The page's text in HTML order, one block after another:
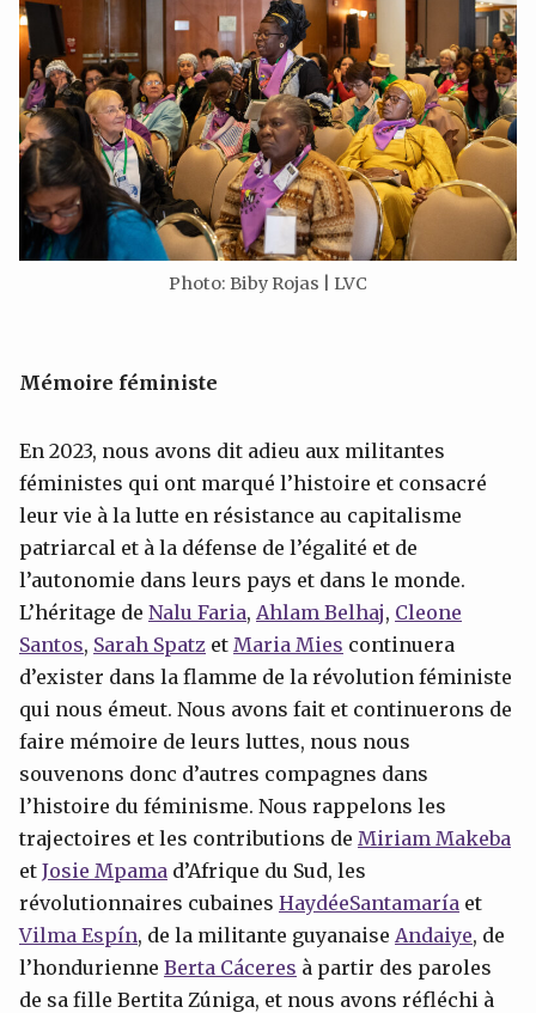
Photo: Biby Rojas | LVC
Mémoire féministe
En 2023, nous avons dit adieu aux militantes
féministes qui ont marqué l’histoire et consacré
leur vie à la lutte en résistance au capitalisme
patriarcal et à la défense de l’égalité et de
l’autonomie dans leurs pays et dans le monde.
L’héritage de Nalu Faria, Ahlam Belhaj, Cleone
Santos, Sarah Spatz et Maria Mies continuera
d’exister dans la flamme de la révolution féministe
qui nous émeut. Nous avons fait et continuerons de
faire mémoire de leurs luttes, nous nous
souvenons donc d’autres compagnes dans
l’histoire du féminisme. Nous rappelons les
trajectoires et les contributions de Miriam Makeba
et Josie Mpama d’Afrique du Sud, les
révolutionnaires cubaines HaydéeSantamaría et
Vilma Espín, de la militante guyanaise Andaiye, de
l’hondurienne Berta Cáceres à partir des paroles
de sa fille Bertita Zúniga, et nous avons réfléchi à